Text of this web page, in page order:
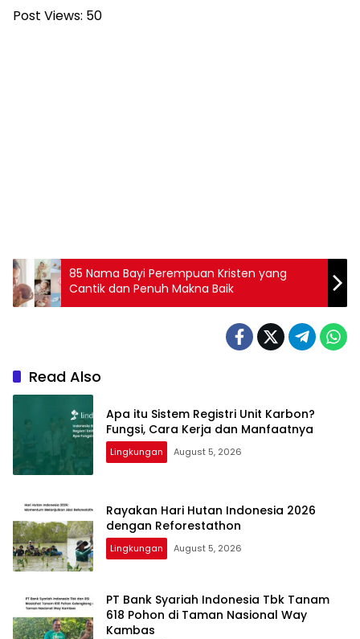
Post Views: 50
85 Nama Bayi Perempuan Kristen yang
Cantik dan Penuh Makna Baik
Read Also
Apa itu Sistem Registri Unit Karbon?
Fungsi, Cara Kerja dan Manfaatnya
Lingkungan August 5, 2026
Rayakan Hari Hutan Indonesia 2026
dengan Reforestathon
Lingkungan August 5, 2026
PT Bank Syariah Indonesia Tbk Tanam
618 Pohon di Taman Nasional Way
Kambas